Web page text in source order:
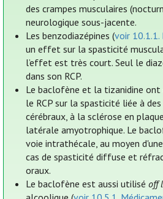
des crampes musculaires
neurologique sous-jacente.
Les benzodiazépines (voir 10.1.1.
un effet sur la spasticité
l’effet est très court. Seul le
dans son RCP.
Le baclofène et la tizanidine ont
le RCP sur la spasticité liée à
cérébraux, à la sclérose en
latérale amyotrophique. Le
voie intrathécale, au moyen
cas de spasticité diffuse et
oraux.
Le baclofène est aussi utiliséoff